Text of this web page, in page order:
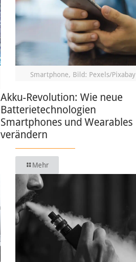
Smartphone, Bild: Pexels/Pixabay
Akku-Revolution: Wie neue
Batterietechnologien
Smartphones und Wearables
verändern
Mehr